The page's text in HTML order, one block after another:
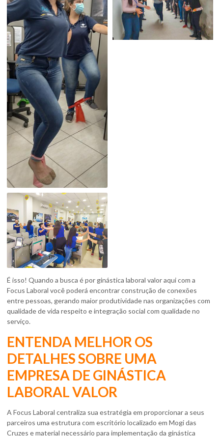
É isso! Quando a busca é por ginástica laboral valoraqui com a
Focus Laboral você poderá encontrar construção de conexões
entre pessoas, gerando maior produtividade nas organizações com
qualidade de vida respeito e integração social com qualidade no
serviço.
ENTENDA MELHOR OS
DETALHES SOBRE UMA
EMPRESA DE GINÁSTICA
LABORAL VALOR
A Focus Laboral centraliza sua estratégia em proporcionar a seus
parceiros uma estrutura com escritório localizado em Mogi das
Cruzes e material necessário para implementação da ginástica